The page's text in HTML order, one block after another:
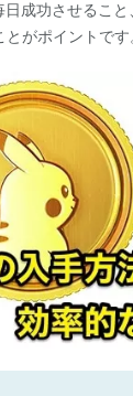
成功させること
がポイントです